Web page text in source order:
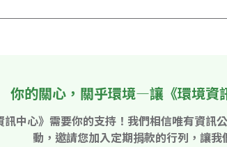
你的關心，關乎環境—讓《環境資
訊中心》需要你的支持！我們相信唯有資訊
動，邀請您加入定期捐款的行列，讓我